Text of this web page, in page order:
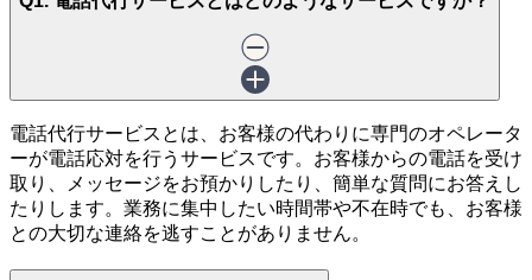
電話代行サービスとは、お客様の代わりに専門のオペレータ
ーが電話応対を行うサービスです。お客様からの電話を受け
取り、メッセージをお預かりしたり、簡単な質問にお答えし
たりします。業務に集中したい時間帯や不在時でも、お客様
との大切な連絡を逃すことがありません。